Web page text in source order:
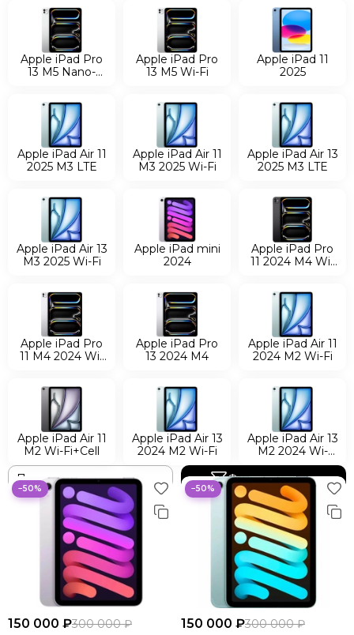
Apple iPad Pro 11 2024 M4 Wi-Fi
Apple iPad Pro 11 M4 2024 Wi-Fi+Cell
Apple iPad Pro 13 2024 M4
Apple iPad Air 11 2024 M2 Wi-Fi
Apple iPad Air 13 2024 M2 Wi-Fi
Apple iPad Air 13 M2 2024 Wi-Fi+Cell
Apple iPad Pro
13 M5 Nano-
Apple iPad Pro
13 M5 Wi-Fi
Apple iPad 11
2025
Apple iPad Air 11
2025 M3 LTE
Apple iPad Air 11
M3 2025 Wi-Fi
Apple iPad Air 13
2025 M3 LTE
Apple iPad Air 13
M3 2025 Wi-Fi
Apple iPad mini
2024
Apple iPad Pro
11 2024 M4 Wi-
Apple iPad Pro
11 M4 2024 Wi-
Apple iPad Pro
13 2024 M4
Apple iPad Air 11
2024 M2 Wi-Fi
Apple iPad Air 11
M2 Wi-Fi+Cell
Apple iPad Air 13
2024 M2 Wi-Fi
Apple iPad Air 13
M2 2024 Wi-
Fi+Cell
Фильтр товаров
−50%
150 000 ₽300 000 ₽
−50%
150 000 ₽300 000 ₽